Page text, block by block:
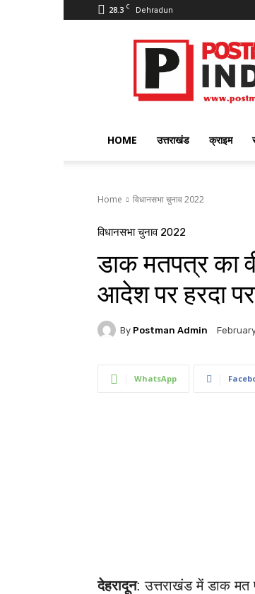
28.3 C Dehradun
HOME उत्तराखंड क्राइम
Home विधानसभा चुनाव 2022
विधानसभा चुनाव 2022
डाक मतपत्र का
आदेश पर हरदा
By Postman Admin
WhatsApp
देहरादून: उत्तराखंड में डाक मत